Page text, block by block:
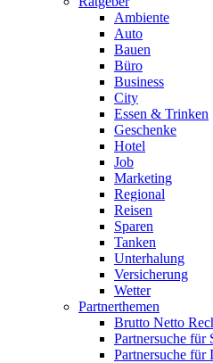
Ambiente
Auto
Bauen
Büro
Business
City
Essen & Trinken
Geschenke
Hotel
Job
Marketing
Regional
Reisen
Sparen
Tanken
Unterhalung
Versicherung
Wetter
Partnerthemen
Brutto Netto
Partnersuche für
Partnersuche für